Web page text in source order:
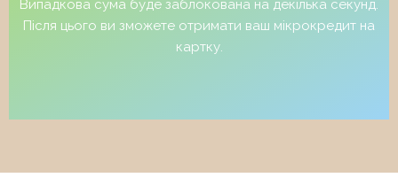
Випадкова сума буде заблокована на декілька секунд.
Після цього ви зможете отримати ваш мікрокредит на
картку.